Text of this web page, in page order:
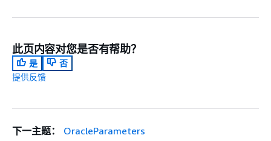
此页内容对您是否有帮助？
是
否
提供反馈
下一主题：
OracleParameters